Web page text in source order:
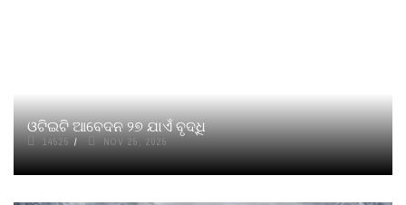
ଓଟିଇଟି ଆବେଦନ ୨୭ ଯାଏଁ ବୃଦ୍ଧି
14525 NOV 25, 2025